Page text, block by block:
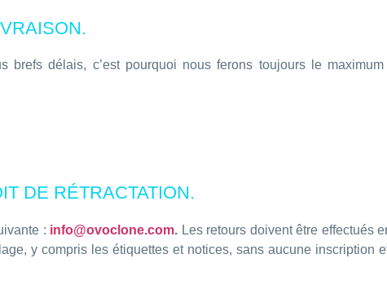
délais, c’est pourquoi nous ferons toujours le
DE RÉTRACTATION.
: info@ovoclone.com. Les retours doivent être effectués
y compris les étiquettes et notices, sans aucune inscription